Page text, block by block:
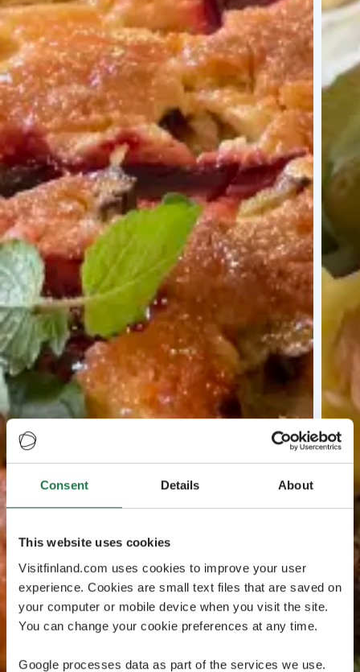
Consent Details About
This website uses cookies
Visitfinland.com uses cookies to improve your user
experience. Cookies are small text files that are saved on
your computer or mobile device when you visit the site.
You can change your cookie preferences at any time.
Google processes data as part of the services we use.